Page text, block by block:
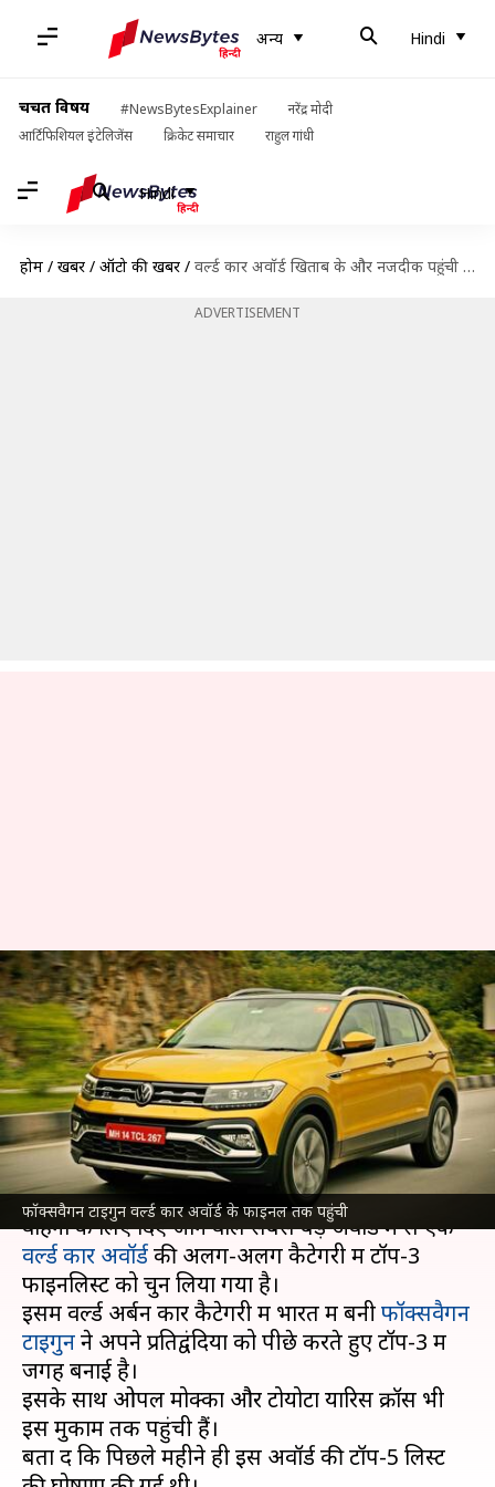
अन्य Hindi
चर्चित विषय #NewsBytesExplainer
नरेंद्र मोदी
आर्टिफिशियल इंटेलिजेंस
क्रिकेट समाचार राहुल गांधी
Hindi
होम / खबरें / ऑटो की खबरें / वर्ल्ड कार अवॉर्ड खिताब के और नजदीक पहुंची भारत निर्मित फॉक्सवैगन टाइगुन, टॉप-3 में बनाई जगह
ADVERTISEMENT
फॉक्सवैगन टाइगुन वर्ल्ड कार अवॉर्ड के फाइनल तक पहुंची
वर्ल्ड कार अवॉर्ड खिताब के और
नजदीक पहुंची भारत निर्मित
फॉक्सवैगन टाइगुन, टॉप-3 में बनाई
जगह
लेखन सोनाली सिंह Mar 16, 2022 10:40 am
क्या है खबर?
वाहनों के लिए दिए जाने वाले सबसे बड़े अवॉर्ड में से एक
वर्ल्ड कार अवॉर्डकी अलग-अलग कैटेगरी में टॉप-3
फाइनलिस्ट को चुन लिया गया है।
इसमें वर्ल्ड अर्बन कार कैटेगरी में भारत में बनीफॉक्सवैगन
टाइगुनने अपने प्रतिद्वंदियों को पीछे करते हुए टॉप-3 में
जगह बनाई है।
इसके साथ ओपल मोक्का और टोयोटा यारिस क्रॉस भी
इस मुकाम तक पहुंची हैं।
बता दें कि पिछले महीने ही इस अवॉर्ड की टॉप-5 लिस्ट